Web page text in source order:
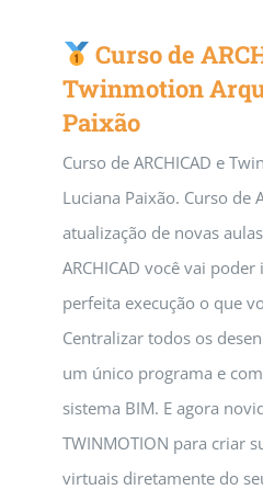
Curso de
Twinmotion
Paixão
Curso de ARCHICAD e
Luciana Paixão. Curso de
atualização de novas
ARCHICAD você vai
perfeita execução o que
Centralizar todos os
um único programa e
sistema BIM. E agora
TWINMOTION para criar
virtuais diretamente do